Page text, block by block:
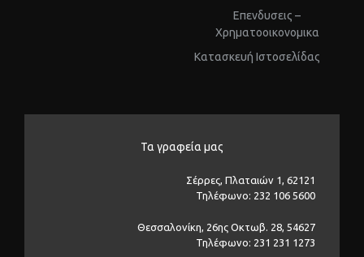
Επενδυσεις –
Χρηματοοικονομικα
Kατασκευή Ιστοσελίδας
Τα γραφεία μας
Σέρρες, Πλαταιών 1, 62121
Τηλέφωνο: 232 106 5600
Θεσσαλονίκη, 26ης Οκτωβ. 28, 54627
Τηλέφωνο: 231 231 1273